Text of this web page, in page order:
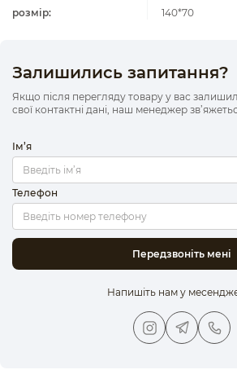
розмір: 140*70
Залишились запитання?
Якщо після перегляду товару у вас
свої контактні дані, наш менеджер
Ім’я
Телефон
Передзвоніть мені
Напишіть нам у